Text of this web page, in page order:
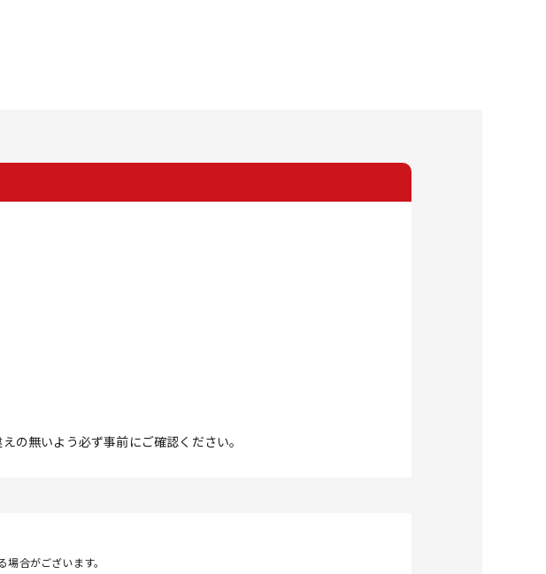
の無いよう必ず事前にご確認ください。
合がございます。